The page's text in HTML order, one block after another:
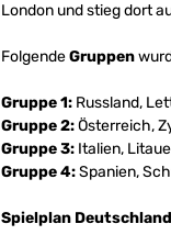
London und stieg dort
FolgendeGruppen
Gruppe 1: Russland,
Gruppe 2:Österreich,
Gruppe 3: Italien,
Gruppe 4:Spanien,
Spielplan Deutschland